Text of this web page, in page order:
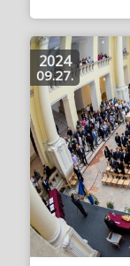
2024
09.27.